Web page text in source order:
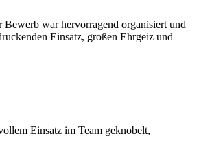
Bewerb war hervorragend organisiert und
Einsatz, großen Ehrgeiz und
Einsatz im Team geknobelt,